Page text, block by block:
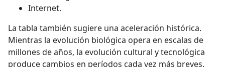
Internet.
La tabla también sugiere una aceleración histórica.
Mientras la evolución biológica opera en escalas de
millones de años, la evolución cultural y tecnológica
produce cambios en períodos cada vez más breves.